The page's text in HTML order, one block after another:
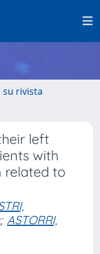
su rivista
left
with
related to
; ASTORRI,